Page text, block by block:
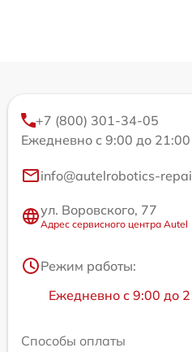
+7 (800) 301-34-05
Ежедневно с 9:00 до 21:00
info@autelrobotics-
ул. Воровского, 77
Адрес сервисного центра Autel
Режим работы:
Ежедневно с 9:00 до
Способы оплаты